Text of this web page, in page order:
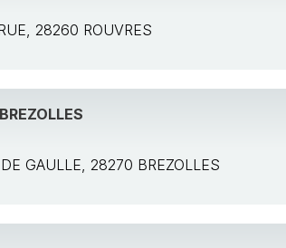
28260 ROUVRES
GAULLE, 28270 BREZOLLES